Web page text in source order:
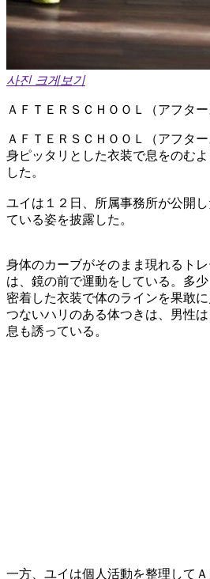
사진 크게보기
ＡＦＴＥＲＳＣＨＯＯＬ（アフター
ＡＦＴＥＲＳＣＨＯＯＬ（アフタ
身ピッタリとした衣装で息をのむ
した。
ユイは１２日、所属事務所が公開
ている姿を披露した。
身体のカーブがそのまま現れるト
は、鏡の前で運動をしている。多
密着した衣装で体のラインを果敢
つないハリのある体つきは、男性
息も誘っている。
一方、ユイは個人活動を整理して